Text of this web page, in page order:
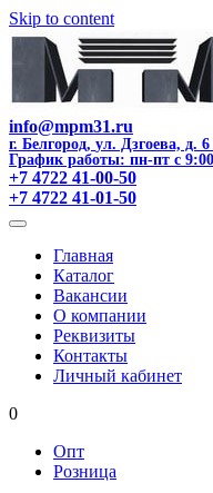
Skip to content
info@mpm31.ru
г. Белгород, ул. Дзгоева, д.
График работы: пн-пт с
+7 4722 41-00-50
+7 4722 41-01-50
Главная
Каталог
Вакансии
О компании
Реквизиты
Контакты
Личный кабинет
0
Опт
Розница